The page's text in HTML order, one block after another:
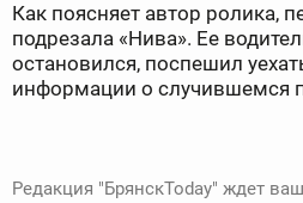
Как поясняет автор ролика,
подрезала «Нива». Ее
остановился, поспешил
информации о случившемся
Редакция "БрянскToday" ждет